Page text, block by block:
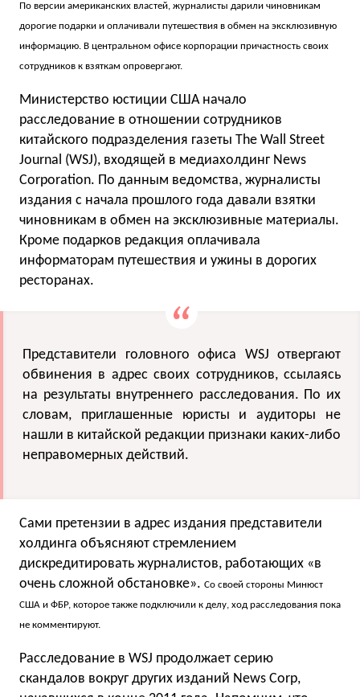
По версии американских властей, журналисты дарили чиновникам
дорогие подарки и оплачивали путешествия в обмен на эксклюзивную
информацию. В центральном офисе корпорации причастность своих
сотрудников к взяткам опровергают.
Министерство юстиции США начало
расследование в отношении сотрудников
китайского подразделения газеты The Wall Street
Journal (WSJ), входящей в медиахолдинг News
Сorporation. По данным ведомства, журналисты
издания с начала прошлого года давали взятки
чиновникам в обмен на эксклюзивные материалы.
Кроме подарков редакция оплачивала
информаторам путешествия и ужины в дорогих
ресторанах.
Представители головного офиса WSJ отвергают
обвинения в адрес своих сотрудников, ссылаясь
на результаты внутреннего расследования. По их
словам, приглашенные юристы и аудиторы не
нашли в китайской редакции признаки каких-либо
неправомерных действий.
Сами претензии в адрес издания представители
холдинга объясняют стремлением
дискредитировать журналистов, работающих «в
очень сложной обстановке». Со своей стороны Минюст
США и ФБР, которое также подключили к делу, ход расследования пока
не комментируют.
Расследование в WSJ продолжает серию
скандалов вокруг других изданий News Corp,